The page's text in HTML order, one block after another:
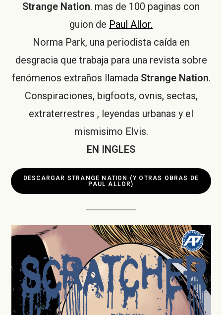
Strange Nation. mas de 100 paginas con
guion de Paul Allor.
Norma Park, una periodista caída en
desgracia que trabaja para una revista sobre
fenómenos extraños llamadaStrange Nation.
Conspiraciones, bigfoots, ovnis, sectas,
extraterrestres , leyendas urbanas y el
mismisimo Elvis.
EN INGLES
DESCARGAR STRANGE NATION
(Y OTRAS OBRAS DE
PAUL ALLOR)